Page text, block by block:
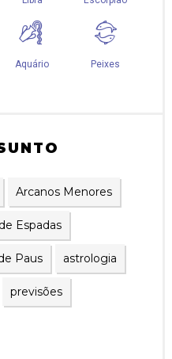
Arcanos Menores
Espadas
Paus astrologia
previsões